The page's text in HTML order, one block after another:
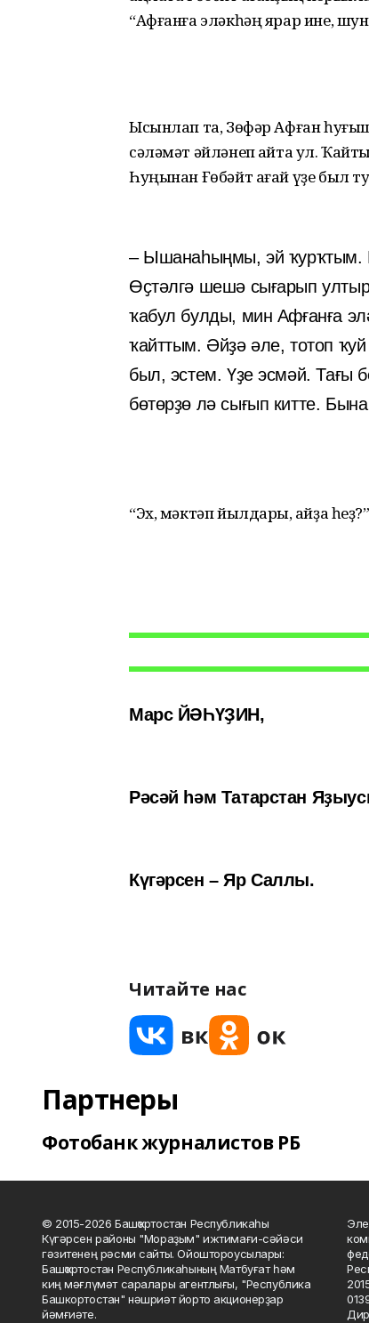
“Афғанға эләкһәң ярар ине,
Ысынлап та, Зөфәр Афған
сәләмәт әйләнеп ҡайта ул.
Һуңынан Ғөбәйт ағай үҙе был
– Ышанаһыңмы, эй ҡурҡтым.
Өҫтәлгә шешә сығарып
ҡабул булды, мин Афғанға
ҡайттым. Әйҙә әле, тотоп
был, эстем. Үҙе эсмәй. Тағы
бөтөрҙө лә сығып китте.
“Эх, мәктәп йылдары, ҡайҙа
Марс ЙӘҺҮҘИН,
Рәсәй һәм Татарстан
Күгәрсен – Яр Саллы.
Читайте нас
Партнеры
Фотобанк журналистов РБ
© 2015-2026 Башҡортостан Республикаһы
Күгәрсен районы "Мораҙым" ижтимағи-сәйәси
гәзитенең рәсми сайты. Ойоштороусылары:
Башҡортостан Республикаһының Матбуғат һәм
киң мәғлүмәт саралары агентлығы, "Республика
Башкортостан" нәшриәт йорто акционерҙар
йәмғиәте.